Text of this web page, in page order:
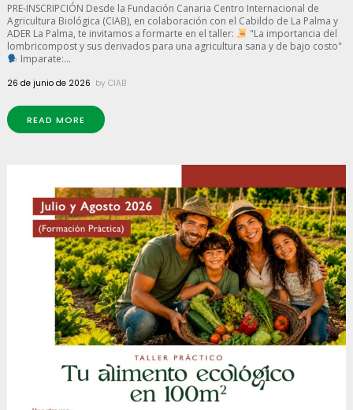
PRE-INSCRIPCIÓN Desde la Fundación Canaria Centro Internacional de
Agricultura Biológica (CIAB), en colaboración con el Cabildo de La Palma y
ADER La Palma, te invitamos a formarte en el taller:
"La importancia del
lombricompost y sus derivados para una agricultura sana y de bajo costo"
Imparate:...
26 de junio de 2026 by CIAB
READ MORE